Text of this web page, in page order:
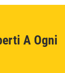
A Ogni